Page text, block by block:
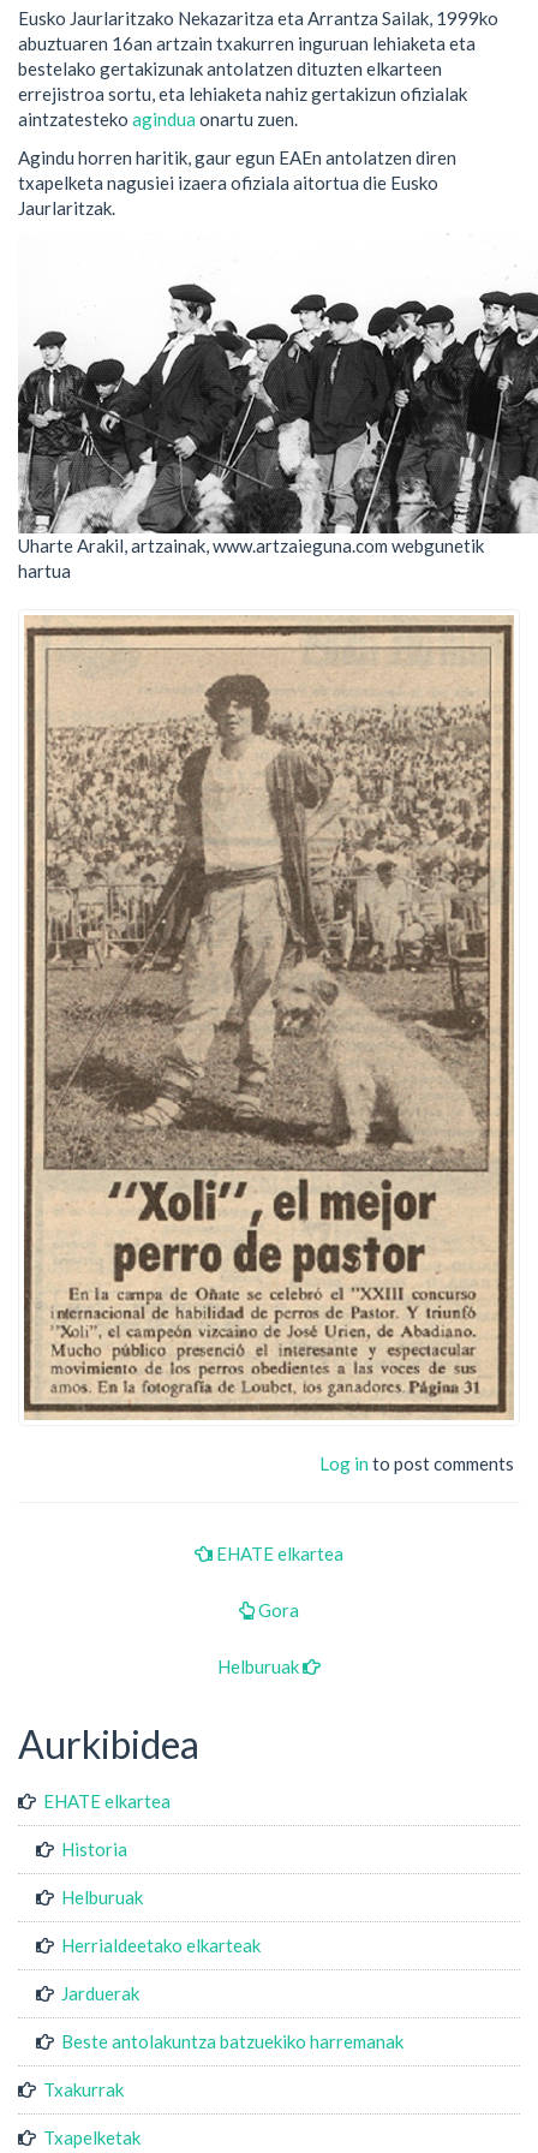
Eusko Jaurlaritzako Nekazaritza eta Arrantza Sailak, 1999ko
abuztuaren 16an artzain txakurren inguruan lehiaketa eta
bestelako gertakizunak antolatzen dituzten elkarteen
errejistroa sortu, eta lehiaketa nahiz gertakizun ofizialak
aintzatesteko agindua onartu zuen.
Agindu horren haritik, gaur egun EAEn antolatzen diren
txapelketa nagusiei izaera ofiziala aitortua die Eusko
Jaurlaritzak.
Uharte Arakil, artzainak, www.artzaieguna.com webgunetik
hartua
Log in to post comments
EHATE elkartea
Gora
Helburuak
Aurkibidea
EHATE elkartea
Historia
Helburuak
Herrialdeetako elkarteak
Jarduerak
Beste antolakuntza batzuekiko harremanak
Txakurrak
Txapelketak